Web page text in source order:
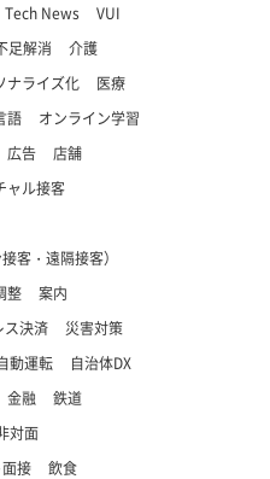
Tech News
VUI
足解消
介護
ナライズ化
医療
語
オンライン学習
広告
店舗
ャル接客
客・遠隔接客）
整
案内
ス決済
災害対策
動運転
自治体DX
金融
鉄道
対面
接
飲食